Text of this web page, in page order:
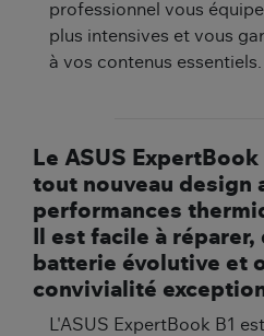
professionnel vous
plus intensives et vous
à vos contenus essentiels.
Le ASUS
tout nouveau design
performances
Il est facile à
batterie évolutive et
convivialité
L'ASUS ExpertBook B1